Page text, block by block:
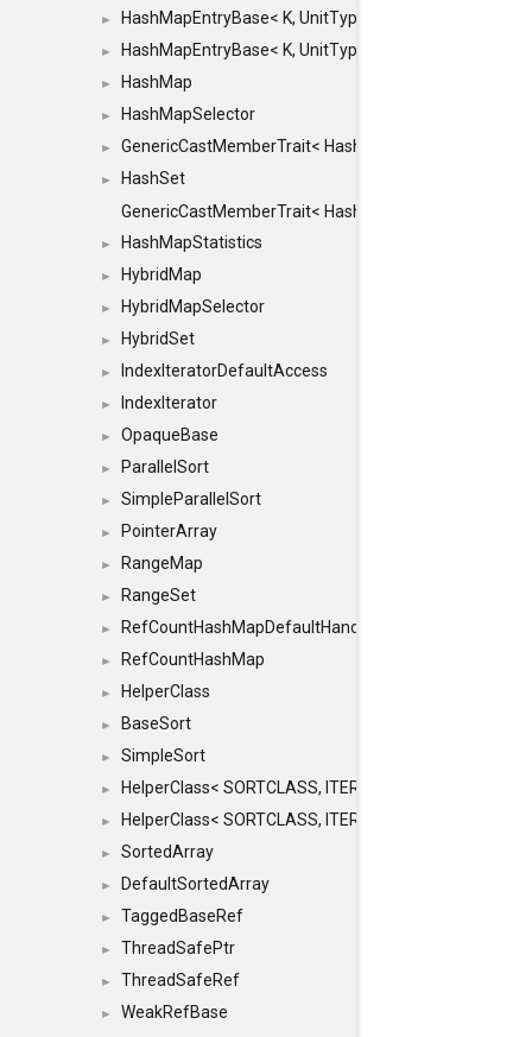
► HashMapEntryBase< K, UnitType, ENTRY_HANDLER,
► HashMapEntryBase< K, UnitType, ENTRY_HANDLER,
► HashMap
► HashMapSelector
► GenericCastMemberTrait< HashMap< K_TO, V_TO >,
►
HashSet
GenericCastMemberTrait< HashSet< TO >, HashSet<
► HashMapStatistics
► HybridMap
► HybridMapSelector
► HybridSet
► IndexIteratorDefaultAccess
► IndexIterator
► OpaqueBase
► ParallelSort
► SimpleParallelSort
► PointerArray
► RangeMap
► RangeSet
► RefCountHashMapDefaultHandler
► RefCountHashMap
► HelperClass
► BaseSort
► SimpleSort
► HelperClass< SORTCLASS, ITERATOR, CONTENT,
► HelperClass< SORTCLASS, ITERATOR, CONTENT,
► SortedArray
► DefaultSortedArray
► TaggedBaseRef
► ThreadSafePtr
► ThreadSafeRef
►
WeakRefBase